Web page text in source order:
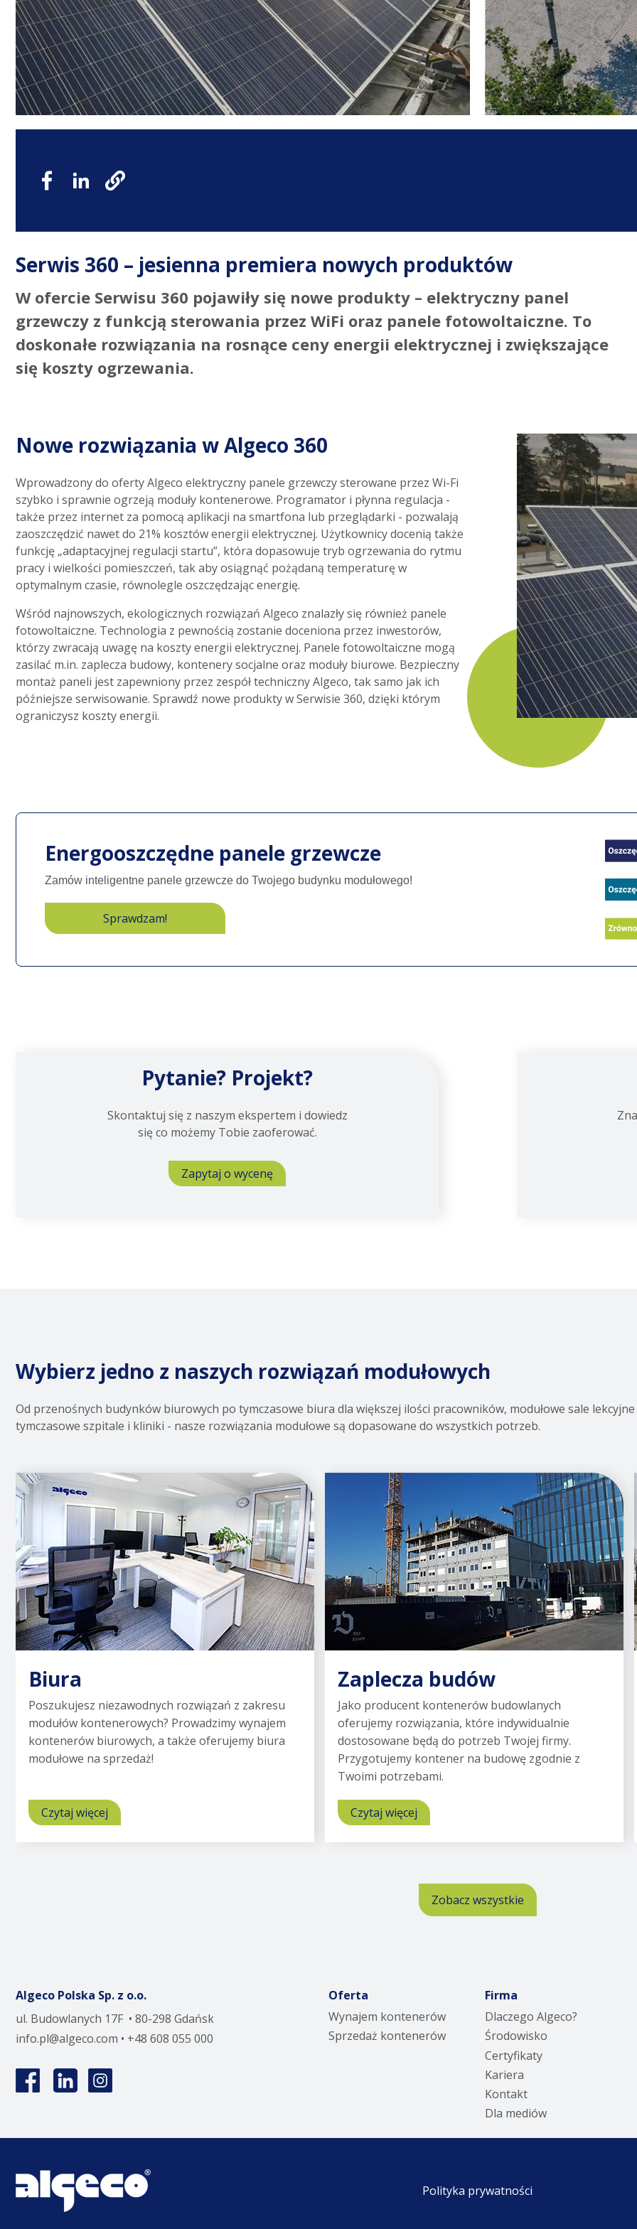
Serwis 360 – jesienna premiera nowych produktów
W ofercie Serwisu 360 pojawiły się nowe produkty – elektryczny panel
grzewczy z funkcją sterowania przez WiFi oraz panele fotowoltaiczne. To
doskonałe rozwiązania na rosnące ceny energii elektrycznej i zwiększające
się koszty ogrzewania.
Nowe rozwiązania w Algeco 360
Wprowadzony do oferty Algeco elektryczny panele grzewczy sterowane przez Wi-Fi
szybko i sprawnie ogrzeją moduły kontenerowe. Programator i płynna regulacja -
także przez internet za pomocą aplikacji na smartfona lub przeglądarki - pozwalają
zaoszczędzić nawet do 21% kosztów energii elektrycznej. Użytkownicy docenią także
funkcję „adaptacyjnej regulacji startu”, która dopasowuje tryb ogrzewania do rytmu
pracy i wielkości pomieszczeń, tak aby osiągnąć pożądaną temperaturę w
optymalnym czasie, równolegle oszczędzając energię.
Wśród najnowszych, ekologicznych rozwiązań Algeco znalazły się również panele
fotowoltaiczne. Technologia z pewnością zostanie doceniona przez inwestorów,
którzy zwracają uwagę na koszty energii elektrycznej. Panele fotowoltaiczne mogą
zasilać m.in. zaplecza budowy, kontenery socjalne oraz moduły biurowe. Bezpieczny
montaż paneli jest zapewniony przez zespół techniczny Algeco, tak samo jak ich
późniejsze serwisowanie. Sprawdź nowe produkty w Serwisie 360, dzięki którym
ograniczysz koszty energii.
Energooszczędne panele grzewcze
Zamów inteligentne panele grzewcze do Twojego budynku modułowego!
Sprawdzam!
Pytanie? Projekt?
Skontaktuj się z naszym ekspertem i dowiedz
się co możemy Tobie zaoferować.
Zapytaj o wycenę
Wybierz jedno z naszych rozwiązań modułowych
Od przenośnych budynków biurowych po tymczasowe biura dla większej ilości pracowników, modułowe sale lekcyjne
tymczasowe szpitale i kliniki - nasze rozwiązania modułowe są dopasowane do wszystkich potrzeb.
Biura
Poszukujesz niezawodnych rozwiązań z zakresu
modułów kontenerowych? Prowadzimy wynajem
kontenerów biurowych, a także oferujemy biura
modułowe na sprzedaż!
Czytaj więcej
Biura
Zaplecza budów
Jako producent kontenerów budowlanych
oferujemy rozwiązania, które indywidualnie
dostosowane będą do potrzeb Twojej firmy.
Przygotujemy kontener na budowę zgodnie z
Twoimi potrzebami.
Czytaj więcej
Zaplecza
budów
Zobacz wszystkie
Algeco Polska Sp. z o.o.
ul. Budowlanych 17F • 80-298 Gdańsk
info.pl@algeco.com • +48 608 055 000
Oferta
Wynajem kontenerów
Sprzedaż kontenerów
Firma
Dlaczego Algeco?
Środowisko
Certyfikaty
Kariera
Kontakt
Dla mediów
Polityka prywatności